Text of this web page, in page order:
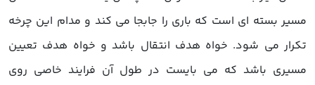
مسیر بسته ای است که باری را جابجا می کند و مدام این چرخه
تکرار می شود. خواه هدف انتقال باشد و خواه هدف تعیین
مسیری باشد که می بایست در طول آن فرایند خاصی روی